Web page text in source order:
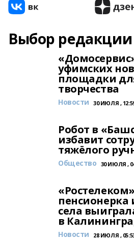
Выбор редакции
уфимских
площадки
творчества
Новости 30 ИЮЛЯ ,
Робот в
избавит
тяжёлого
Общество 30 ИЮЛЯ ,
пенсионерка
села
в
Новости 28 ИЮЛЯ ,